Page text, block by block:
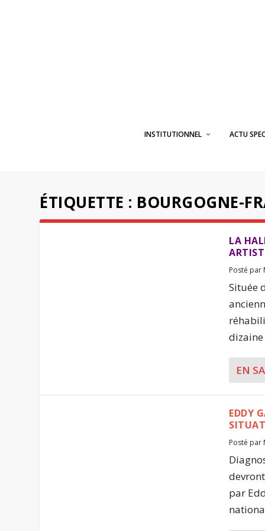
INSTITUTIONNEL ACTU
ÉTIQUETTE : BOURGOGNE-
LA
Posté par
Située
dizaine
EN
EDDY
Posté par
par